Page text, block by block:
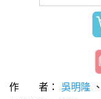
作 者： 吳明隆、